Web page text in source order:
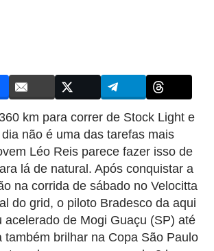
km para correr de Stock Light e
não é uma das tarefas mais
Léo Reis parece fazer isso de
lá de natural. Após conquistar a
na corrida de sábado no Velocitta
do grid, o piloto Bradesco da aqui
acelerado de Mogi Guaçu (SP) até
também brilhar na Copa São Paulo